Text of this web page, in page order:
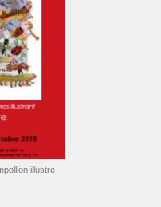
illustre